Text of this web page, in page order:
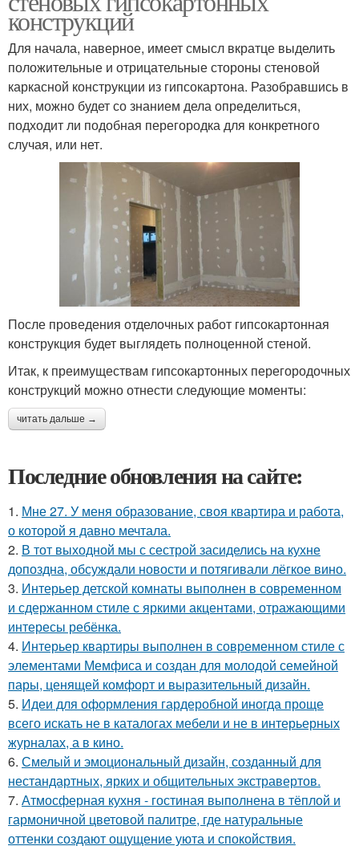
конструкций
Для начала, наверное, имеет смысл вкратце выделить
положительные и отрицательные стороны стеновой
каркасной конструкции из гипсокартона. Разобравшись в
них, можно будет со знанием дела определиться,
подходит ли подобная перегородка для конкретного
случая, или нет.
После проведения отделочных работ гипсокартонная
конструкция будет выглядеть полноценной стеной.
Итак, к преимуществам гипсокартонных перегородочных
конструкций можно отнести следующие моменты:
читать дальше →
Последние обновления на сайте:
1. Мне 27. У меня образование, своя квартира и работа,
о которой я давно мечтала.
2. В тот выходной мы с сестрой засиделись на кухне
допоздна, обсуждали новости и потягивали лёгкое вино.
3. Интерьер детской комнаты выполнен в современном
и сдержанном стиле с яркими акцентами, отражающими
интересы ребёнка.
4. Интерьер квартиры выполнен в современном стиле с
элементами Мемфиса и создан для молодой семейной
пары, ценящей комфорт и выразительный дизайн.
5. Идеи для оформления гардеробной иногда проще
всего искать не в каталогах мебели и не в интерьерных
журналах, а в кино.
6. Смелый и эмоциональный дизайн, созданный для
нестандартных, ярких и общительных экстравертов.
7. Атмосферная кухня - гостиная выполнена в тёплой и
гармоничной цветовой палитре, где натуральные
оттенки создают ощущение уюта и спокойствия.